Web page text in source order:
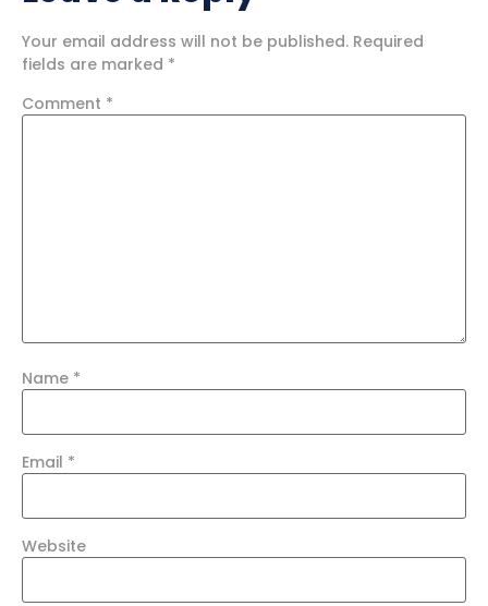
Your email address will not be published. Required
fields are marked *
Comment *
Name *
Email *
Website